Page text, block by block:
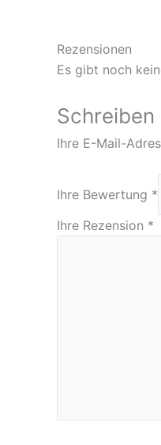
Rezensionen
Es gibt noch
Schreiben
Ihre E-Mail-
Ihre Bewertung *
Ihre Rezension *